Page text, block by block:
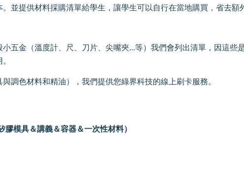
並提供材料採購清單給學生，讓學生可以自行在當地購買，省去
五金（溫度計、尺、刀片、尖嘴夾...等）我們會列出清單，因這
調色材料和精油），我們提供您綠界科技的線上刷卡服務。
模具＆講義＆容器＆一次性材料）